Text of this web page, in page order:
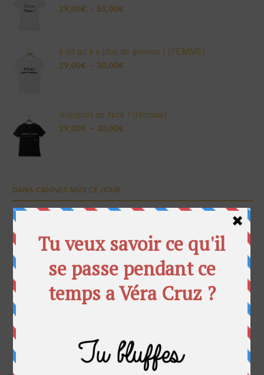
29,00€ – 55,00€
Il dit qu'il a plus de genoux ! (FEMME)
29,00€ – 30,00€
Aréoport de Nice ! (Homme)
29,00€ – 30,00€
DANS CANNES MIDI CE JOUR :
Livraisons et Paiement
Contact
Mentions Légales
CGV
REJOIGNEZ VITE LA FFRC !